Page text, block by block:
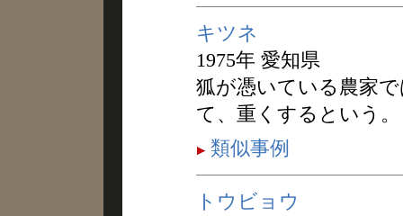
キツネ
1975年 愛知県
狐が憑いている農家
て、重くするという。
類似事例
トウビョウ